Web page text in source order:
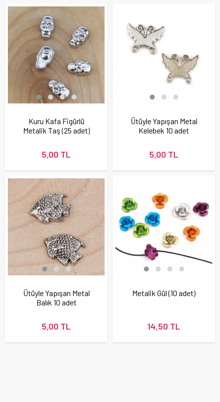
Kuru Kafa Figürlü
Metalik Taş (25 adet)
5,00 TL
Ütüyle Yapışan Metal
Kelebek 10 adet
5,00 TL
Ütüyle Yapışan Metal
Balık 10 adet
5,00 TL
Metalik Gül (10 adet)
14,50 TL